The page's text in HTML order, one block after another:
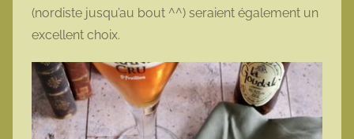
(nordiste jusqu’au bout ^^) seraient également un
excellent choix.